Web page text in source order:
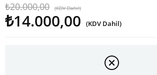
₺20.000,00 (KDV Dahil)
₺14.000,00 (KDV Dahil)